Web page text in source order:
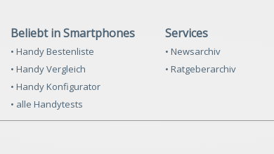
Beliebt in Smartphones
• Handy Bestenliste
• Handy Vergleich
• Handy Konfigurator
• alle Handytests
Services
• Newsarchiv
• Ratgeberarchiv